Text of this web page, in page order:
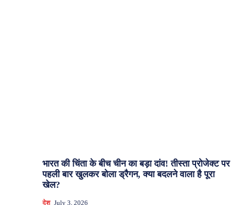
भारत की चिंता के बीच चीन का बड़ा दांव! तीस्ता प्रोजेक्ट पर
पहली बार खुलकर बोला ड्रैगन, क्या बदलने वाला है पूरा
खेल?
देश July 3, 2026